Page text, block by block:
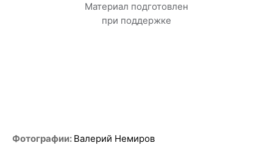
Материал подготовлен
при поддержке
Фотографии: Валерий Немиров